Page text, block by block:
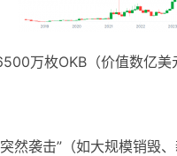
万枚OKB（价值数亿美
然袭击”（如大规模销毁